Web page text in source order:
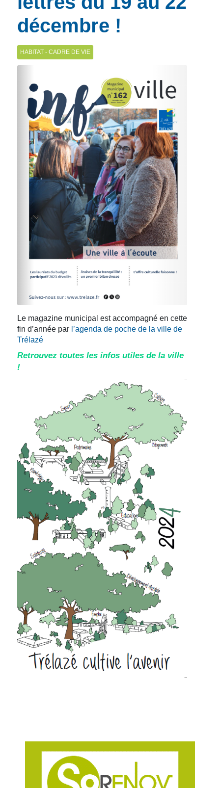
décembre !
HABITAT - CADRE DE VIE
Le magazine municipal est accompagné en cette
fin d’année par l’agenda de poche de la ville de
Trélazé
Retrouvez toutes les infos utiles de la ville
!